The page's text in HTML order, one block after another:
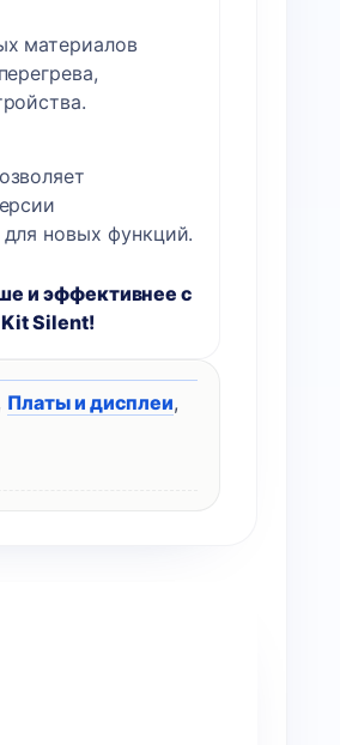
материалов
новых функций.
и эффективнее с
Silent!
Платы и дисплеи,